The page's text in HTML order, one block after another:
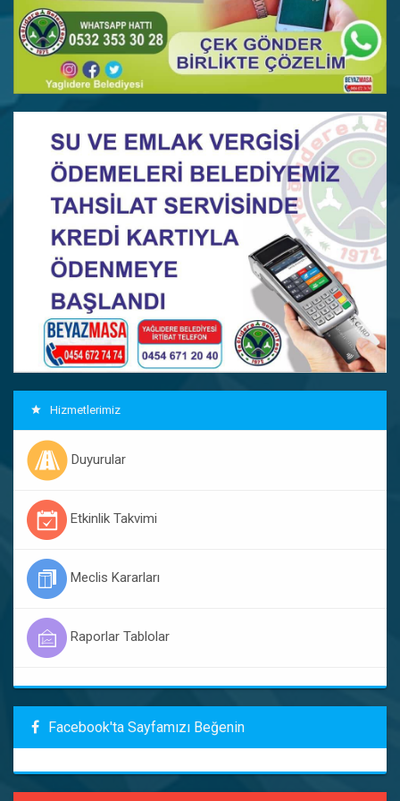
Hizmetlerimiz
Duyurular
Etkinlik Takvimi
Meclis Kararları
Raporlar Tablolar
Facebook'ta Sayfamızı Beğenin